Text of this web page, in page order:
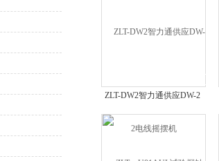
ZLT-DW2智力通供应DW-2
电线摇摆机